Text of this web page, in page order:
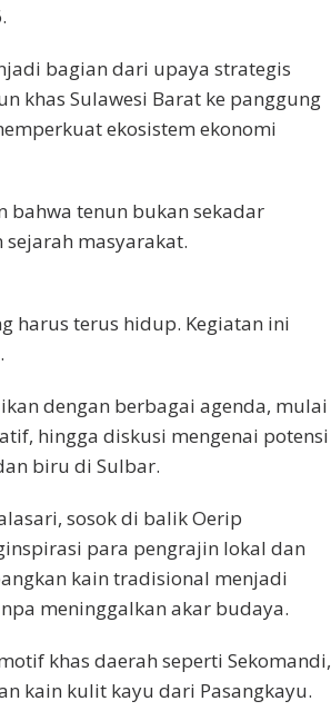
bagian dari upaya strategis
khas Sulawesi Barat ke panggung
ekosistem ekonomi
bahwa tenun bukan sekadar
masyarakat.
harus terus hidup. Kegiatan ini
dengan berbagai agenda, mulai
hingga diskusi mengenai potensi
biru di Sulbar.
sosok di balik Oerip
para pengrajin lokal dan
kain tradisional menjadi
meninggalkan akar budaya.
khas daerah seperti Sekomandi,
kain kulit kayu dari Pasangkayu.